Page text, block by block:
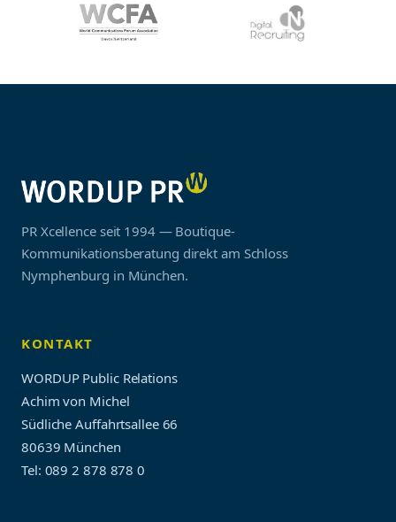
PR Xcellence seit 1994 — Boutique-
Kommunikationsberatung direkt am Schloss
Nymphenburg in München.
KONTAKT
WORDUP Public Relations
Achim von Michel
Südliche Auffahrtsallee 66
80639 München
Tel: 089 2 878 878 0